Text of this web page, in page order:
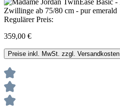
Regulärer Preis:
359,00 €
Preise inkl. MwSt. zzgl. Versandkosten